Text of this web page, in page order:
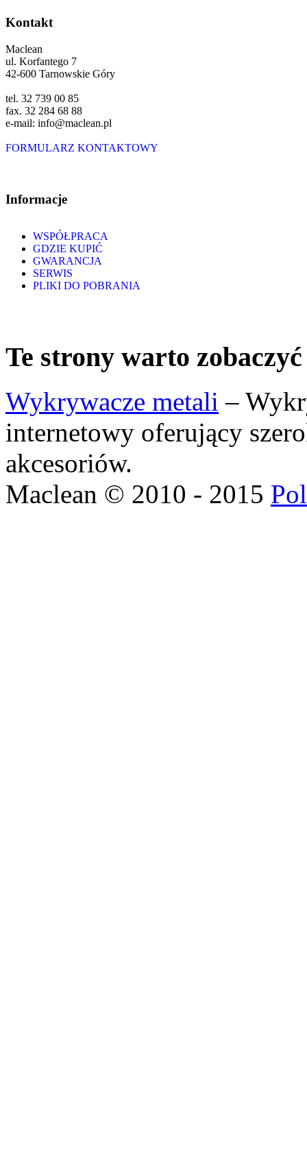
Kontakt
Maclean
ul. Korfantego 7
42-600 Tarnowskie Góry
tel. 32 739 00 85
fax. 32 284 68 88
e-mail: info@maclean.pl
FORMULARZ KONTAKTOWY
Informacje
WSPÓŁPRACA
GDZIE KUPIĆ
GWARANCJA
SERWIS
PLIKI DO POBRANIA
Te strony warto zobaczyć
Wykrywacze metali –
internetowy oferujący
akcesoriów.
Maclean © 2010 - 2015